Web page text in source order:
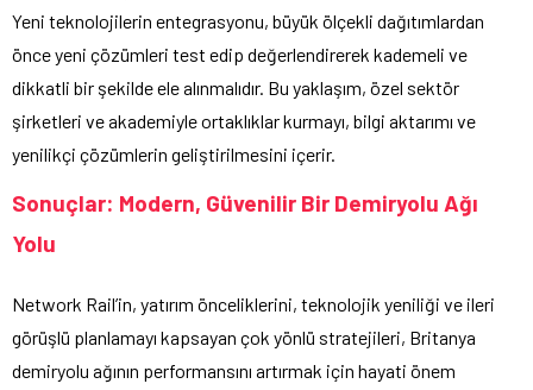
Yeni teknolojilerin entegrasyonu, büyük ölçekli dağıtımlardan
önce yeni çözümleri test edip değerlendirerek kademeli ve
dikkatli bir şekilde ele alınmalıdır. Bu yaklaşım, özel sektör
şirketleri ve akademiyle ortaklıklar kurmayı, bilgi aktarımı ve
yenilikçi çözümlerin geliştirilmesini içerir.
Sonuçlar: Modern, Güvenilir Bir Demiryolu Ağı
Yolu
Network Rail’in, yatırım önceliklerini, teknolojik yeniliği ve ileri
görüşlü planlamayı kapsayan çok yönlü stratejileri, Britanya
demiryolu ağının performansını artırmak için hayati önem